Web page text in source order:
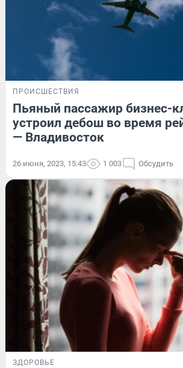
ПРОИСШЕСТВИЯ
Пьяный пассажир бизнес-
устроил дебош во время
— Владивосток
26 июня, 2023, 15:43 1 003 Обсудить
ЗДОРОВЬЕ